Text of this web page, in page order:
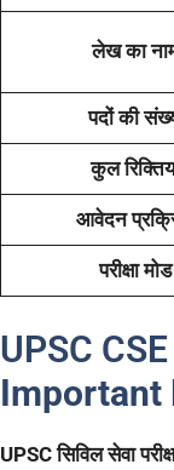
लेख का
पदों की
कुल
आवेदन
परीक्षा मोड
UPSC
Important
UPSC सिविल सेवा